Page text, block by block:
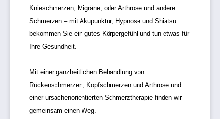
Knieschmerzen, Migräne, oder Arthrose und andere
Schmerzen – mit Akupunktur, Hypnose und Shiatsu
bekommen Sie ein gutes Körpergefühl und tun etwas für
Ihre Gesundheit.
Mit einer ganzheitlichen Behandlung von
Rückenschmerzen, Kopfschmerzen und Arthrose und
einer ursachenorientierten Schmerztherapie finden wir
gemeinsam einen Weg.